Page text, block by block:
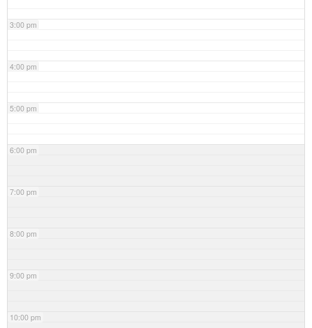
3:00 pm
4:00 pm
5:00 pm
6:00 pm
7:00 pm
8:00 pm
9:00 pm
10:00 pm